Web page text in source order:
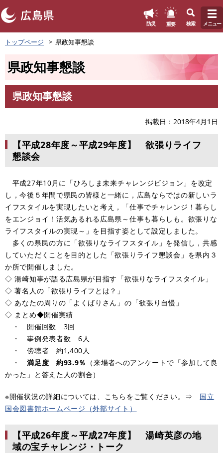
ペ
ー
頭
す
防災 重要 検索 メニュー
トップページ 県政知事懇談
県政知事懇談
文
県政知事懇談
掲載日 2018年4月1日
【平成28年度～平成29年度】 欲張りライフ
懇談会
平成27年10月に「ひろしま未来チャレンジビジョン」を改定
し，今後５年間で県民の皆様と一緒に，広島ならではの新しいラ
イフスタイルを実現したいと考え，「仕事でチャレンジ！暮らし
をエンジョイ！活気あるれる広島県～仕事も暮らしも。欲張りな
ライフスタイルの実現～」を目指す姿として設定しました。
多くの県民の方に「欲張りなライフスタイル」を発信し，共感
していただくことを目的とした「欲張りライフ懇談会」を県内３
か所で開催しました。
◇ 湯崎知事が語る広島県が目指す「欲張りなライフスタイル」
◇ 著名人の「欲張りライフとは？」
◇ あなたの周りの「よくばりさん」の「欲張り自慢」
◇ まとめ◆開催実績
・ 開催回数 3回
・ 事例発表者数 6人
・ 傍聴者 約1,400人
・
満足度 約93.9％ （来場者へのアンケートで「参加して良
かった」と答えた人の割合）
​※開催状況の詳細については、こちらをご覧ください。⇒ ​国立
国会図書館ホームページ（外部サイト）
【平成26年度～平成27年度】 湯崎英彦の地
域の宝チャレンジ・トーク